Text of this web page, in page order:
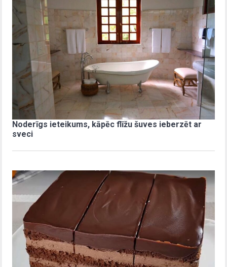
Noderīgs ieteikums, kāpēc flīžu šuves ieberzēt ar
sveci